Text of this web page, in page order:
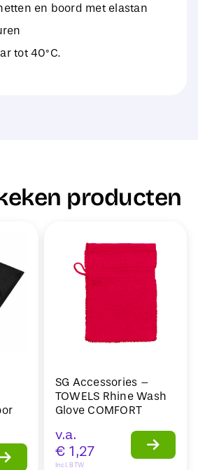
en boord met elastan
tot 40°C.
producten
SG Accessories –
TOWELS Rhine Wash
Glove COMFORT
v.a.
€ 1,27
Incl. BTW